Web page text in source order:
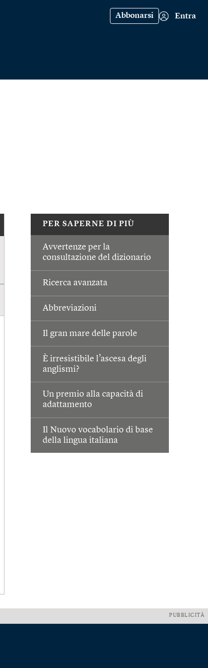
Abbonarsi Entra
PER SAPERNE DI PIÙ
Avvertenze per la
consultazione del dizionario
Ricerca avanzata
Abbreviazioni
Il gran mare delle parole
È irresistibile l’ascesa degli
anglismi?
Un premio alla capacità di
adattamento
Il Nuovo vocabolario di base
della lingua italiana
PUBBLICITÀ